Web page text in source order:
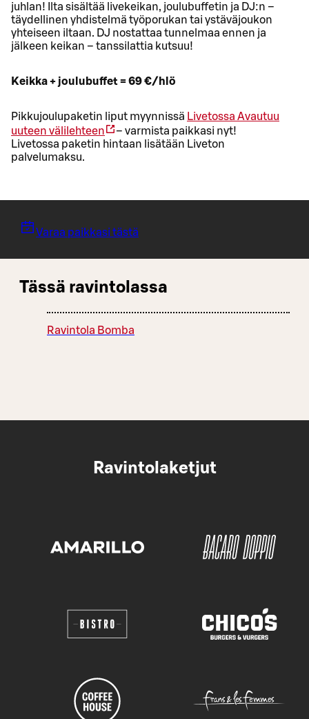
juhlan! Ilta sisältää livekeikan, joulubuffetin ja DJ:n –
täydellinen yhdistelmä työporukan tai ystäväjoukon
yhteiseen iltaan. DJ nostattaa tunnelmaa ennen ja
jälkeen keikan – tanssilattia kutsuu!
Keikka + joulubuffet = 69 €/hlö
Pikkujoulupaketin liput myynnissä Livetossa Avautuu
uuteen välilehteen
– varmista paikkasi nyt!
Livetossa paketin hintaan lisätään Liveton
palvelumaksu.
Varaa paikkasi tästä
Tässä ravintolassa
Ravintola Bomba
Ravintolaketjut